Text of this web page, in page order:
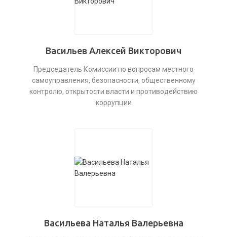
Васильев Алексей Викторович
Председатель Комиссии по вопросам местного
самоуправления, безопасности, общественному
контролю, открытости власти и противодействию
коррупции
Васильева Наталья Валерьевна